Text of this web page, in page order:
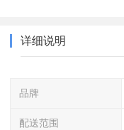
详细说明
品牌
配送范围